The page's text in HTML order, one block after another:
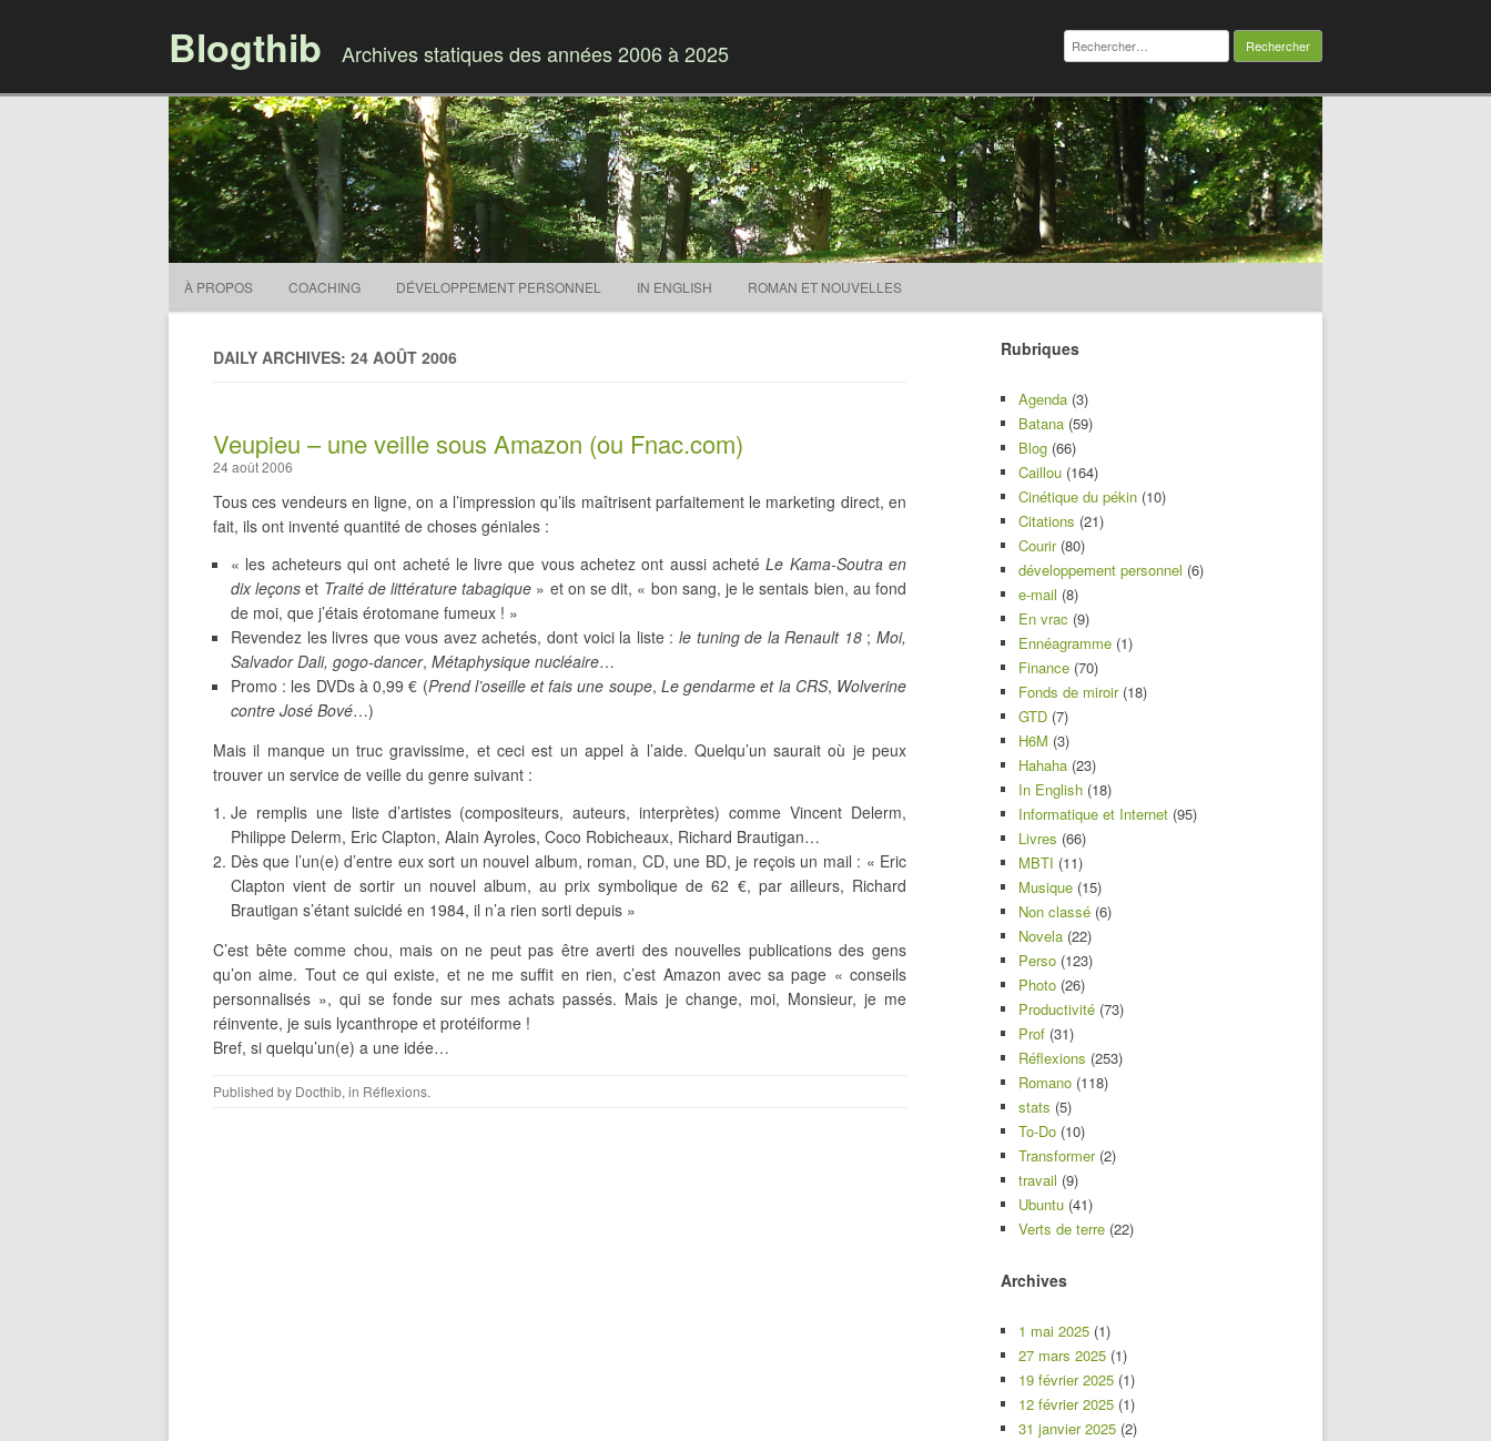
Blogthib Archives statiques des années 2006 à 2025
Rechercher :
À PROPOS COACHING DÉVELOPPEMENT PERSONNEL IN ENGLISH ROMAN ET NOUVELLES
DAILY ARCHIVES: 24 AOÛT 2006
Veupieu – une veille sous Amazon (ou Fnac.com)
24 août 2006
Tous ces vendeurs en ligne, on a l’impression qu’ils maîtrisent parfaitement le marketing direct, en
fait, ils ont inventé quantité de choses géniales :
« les acheteurs qui ont acheté le livre que vous achetez ont aussi achetéLe Kama-Soutra en
dix leçons et Traité de littérature tabagique » et on se dit, « bon sang, je le sentais bien, au fond
de moi, que j’étais érotomane fumeux ! »
Revendez les livres que vous avez achetés, dont voici la liste : le tuning de la Renault 18; Moi,
Salvador Dali, gogo-dancer, Métaphysique nucléaire…
Promo : les DVDs à 0,99 € (Prend l’oseille et fais une soupe, Le gendarme et la CRS, Wolverine
contre José Bové…)
Mais il manque un truc gravissime, et ceci est un appel à l’aide. Quelqu’un saurait où je peux
trouver un service de veille du genre suivant :
Je remplis une liste d’artistes (compositeurs, auteurs, interprètes) comme Vincent Delerm,
Philippe Delerm, Eric Clapton, Alain Ayroles, Coco Robicheaux, Richard Brautigan…
Dès que l’un(e) d’entre eux sort un nouvel album, roman, CD, une BD, je reçois un mail : « Eric
Clapton vient de sortir un nouvel album, au prix symbolique de 62 €, par ailleurs, Richard
Brautigan s’étant suicidé en 1984, il n’a rien sorti depuis »
C’est bête comme chou, mais on ne peut pas être averti des nouvelles publications des gens
qu’on aime. Tout ce qui existe, et ne me suffit en rien, c’est Amazon avec sa page « conseils
personnalisés », qui se fonde sur mes achats passés. Mais je change, moi, Monsieur, je me
réinvente, je suis lycanthrope et protéiforme !
Bref, si quelqu’un(e) a une idée…
Published by Docthib, in Réflexions.
Rubriques
Agenda (3)
Batana (59)
Blog (66)
Caillou (164)
Cinétique du pékin (10)
Citations (21)
Courir(80)
développement personnel (6)
e-mail (8)
En vrac (9)
Ennéagramme (1)
Finance (70)
Fonds de miroir(18)
GTD (7)
H6M (3)
Hahaha (23)
In English (18)
Informatique et Internet (95)
Livres (66)
MBTI (11)
Musique (15)
Non classé (6)
Novela (22)
Perso (123)
Photo (26)
Productivité (73)
Prof (31)
Réflexions (253)
Romano (118)
stats (5)
To-Do (10)
Transformer(2)
travail (9)
Ubuntu (41)
Verts de terre (22)
Archives
1 mai 2025 (1)
27 mars 2025 (1)
19 février 2025 (1)
12 février 2025 (1)
31 janvier 2025 (2)